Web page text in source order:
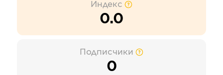
Индекс
0.0
Подписчики
0